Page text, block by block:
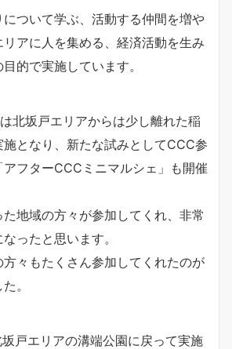
ついて学ぶ、活動する仲間を増や
リアに人を集める、経済活動を生み
的で実施しています。
北坂戸エリアからは少し離れた稲
となり、新たな試みとしてCCC参
フターCCCミニマルシェ」も開催
地域の方々が参加してくれ、非常
ったと思います。
々もたくさん参加してくれたのが
。
戸エリアの溝端公園に戻って実施